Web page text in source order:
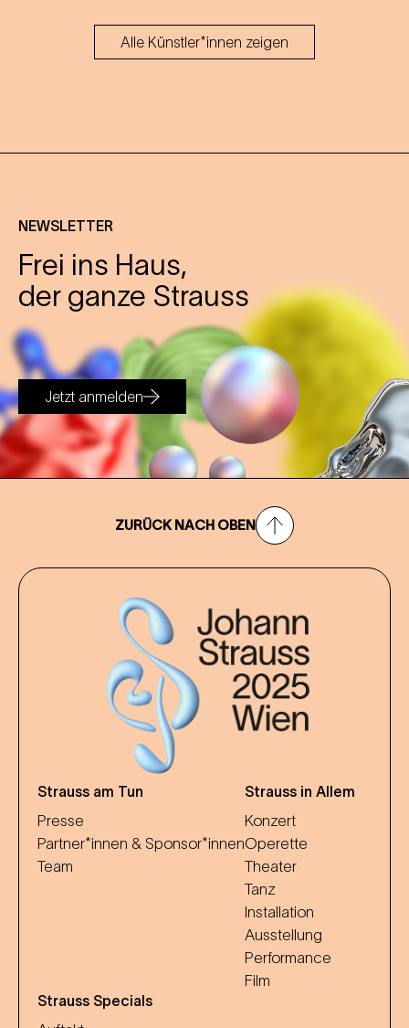
Alle Künstler*innen zeigen
NEWSLETTER
Frei ins Haus,
der ganze Strauss
Jetzt anmelden
ZURÜCK NACH OBEN
Strauss am Tun
Presse
Partner*innen & Sponsor*innen
Team
Strauss in Allem
Konzert
Operette
Theater
Tanz
Installation
Ausstellung
Performance
Film
Strauss Specials